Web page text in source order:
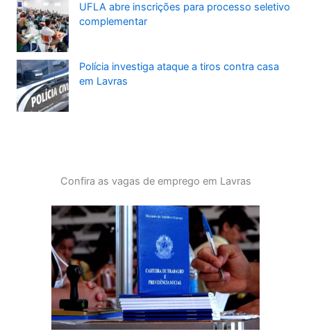
UFLA abre inscrições para processo seletivo
complementar
Polícia investiga ataque a tiros contra casa
em Lavras
Confira as vagas de emprego em Lavras